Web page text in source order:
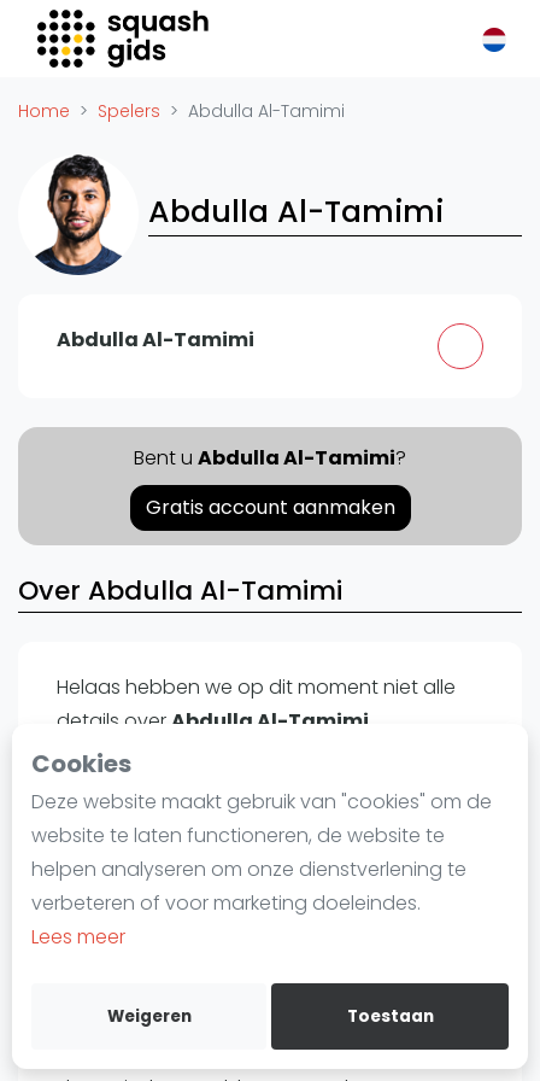
Cookies
Deze website maakt gebruik van "cookies" om de
website te laten functioneren, de website te
helpen analyseren om onze dienstverlening te
verbeteren of voor marketing doeleindes.
Lees meer
Weigeren Toestaan
Squash Gids
Locaties
Winkels
Merken
Trainers
Reserveringssystemen
Podcasts
Adverteren
Video's
Laatste
Alles
Agenda
Squash
Squash Den Haag
Home Spelers Abdulla Al-Tamimi
Abdulla Al-Tamimi
Abdulla Al-Tamimi
Bent u Abdulla Al-Tamimi?
Gratis account aanmaken
Over Abdulla Al-Tamimi
Helaas hebben we op dit moment niet alle
details over Abdulla Al-Tamimi
beschikbaar op . In de wereld van squash,
waar elk talent zijn eigen unieke verhaal van
precisie, passie en doorzettingsvermogen
heeft, is Abdulla Al-Tamimi ongetwijfeld een
speler met zijn eigen boeiende reis.
Hoewel specifieke informatie over Abdulla Al-
Tamimi's prestaties, achtergrond en carrière
hoogtepunten tijdelijk ontbreekt, biedt onze
website een schat aan informatie over de